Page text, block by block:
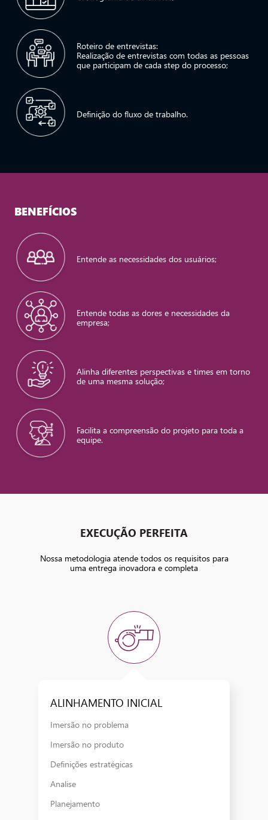
Roteiro de entrevistas:
Realização de entrevistas com todas as pessoas
que participam de cada step do processo;
Definição do fluxo de trabalho.
BENEFÍCIOS
Entende as necessidades dos usuários;
Entende todas as dores e necessidades da
empresa;
Alinha diferentes perspectivas e times em torno
de uma mesma solução;​
Facilita a compreensão do projeto para toda a
equipe.
EXECUÇÃO PERFEITA
Nossa metodologia atende todos os requisitos para
uma entrega inovadora e completa
ALINHAMENTO INICIAL​
Imersão no problema​
Imersão no produto​
Definições estratégicas​
Analise
Planejamento